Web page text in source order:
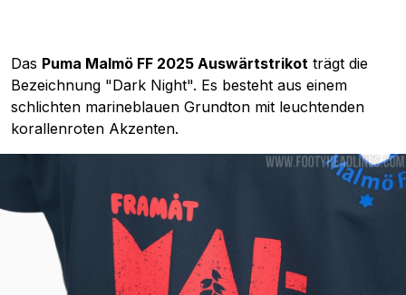
Das Puma Malmö FF 2025 Auswärtstrikot trägt die
Bezeichnung "Dark Night". Es besteht aus einem
schlichten marineblauen Grundton mit leuchtenden
korallenroten Akzenten.